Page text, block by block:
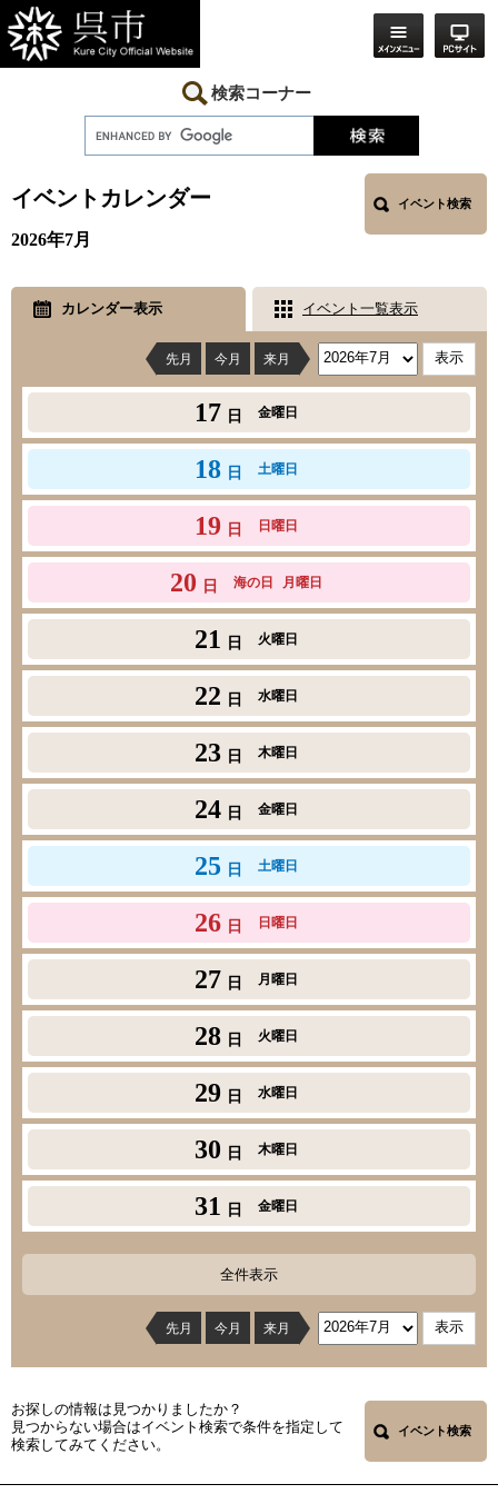
ー
ジ
の
ニ
ュ
ー
へ
検索コーナー
イベントカレンダー イベント検索
2026年7月
カレンダー表示 イベント一覧表示
先月 今月 来月
17 日 金曜日
18 日 土曜日
19 日 日曜日
20 日 海の日 月曜日
21 日 火曜日
22 日 水曜日
23 日 木曜日
24 日 金曜日
25 日 土曜日
26 日 日曜日
27 日 月曜日
28 日 火曜日
29 日 水曜日
30 日 木曜日
31 日 金曜日
全件表示
先月 今月 来月
お探しの情報は見つかりましたか？
見つからない場合はイベント検索で条件を指定して
検索してみてください。
イベント検索